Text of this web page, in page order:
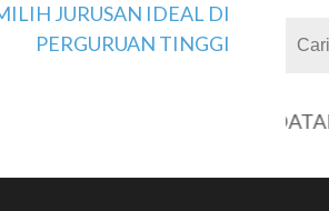
JURUSAN IDEAL DI
PERGURUAN TINGGI
SELAMAT DATANG